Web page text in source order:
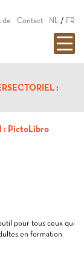
de Contact NL / FR
:
: PictoLibro
pour tous ceux qui
en formation